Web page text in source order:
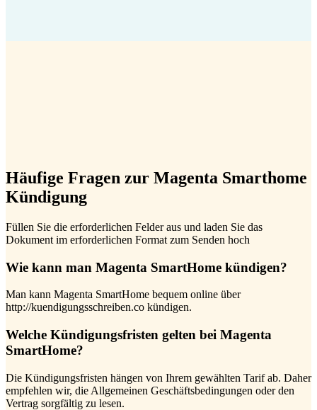
Häufige Fragen zur Magenta Smarthome
Kündigung
Füllen Sie die erforderlichen Felder aus und laden Sie das
Dokument im erforderlichen Format zum Senden hoch
Wie kann man Magenta SmartHome kündigen?
Man kann Magenta SmartHome bequem online über
http://kuendigungsschreiben.co kündigen.
Welche Kündigungsfristen gelten bei Magenta
SmartHome?
Die Kündigungsfristen hängen von Ihrem gewählten Tarif ab. Daher
empfehlen wir, die Allgemeinen Geschäftsbedingungen oder den
Vertrag sorgfältig zu lesen.